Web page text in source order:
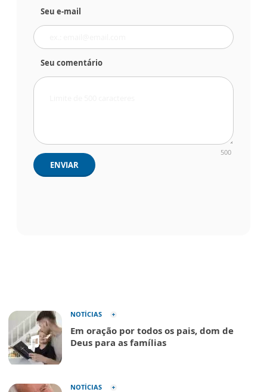
Seu e-mail
Seu comentário
500
ENVIAR
NOTÍCIAS
Em oração por todos os pais, dom de
Deus para as famílias
NOTÍCIAS